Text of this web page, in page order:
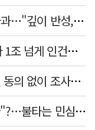
'심판 성접대' 논란 축구협회 결국 사과…"깊이 반성, 쇄신하겠다"
추미애 "국가직 소방인데…경기도가 1조 넘게 인건비 대납"
일본, 독도 해양조사 또 항의…"사전 동의 없이 조사" 주장
보완수사권 폐지 직후 "야~기분좋다"?…불타는 민심에 기름, 민주당 '말말말'[금주의 정치舌전]